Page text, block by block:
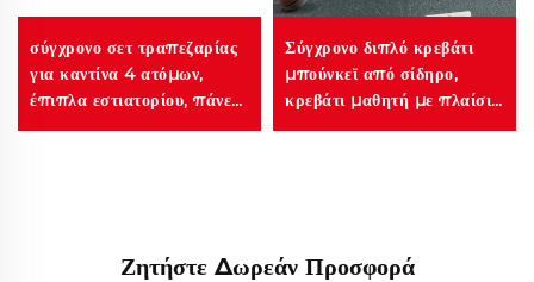
σύγχρονο σετ τραπεζαρίας
για καντίνα 4 ατόμων,
έπιπλα εστιατορίου, πάνελ
Σύγχρονο διπλό κρεβάτι
μπούνκεϊ από σίδηρο,
κρεβάτι μαθητή με πλαίσιο
Ζητήστε Δωρεάν Προσφορά